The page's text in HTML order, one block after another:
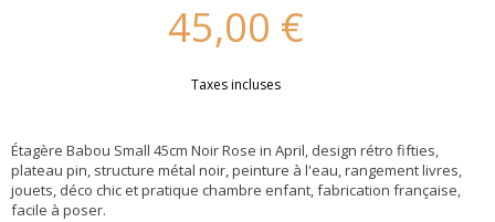
45,00 €
Taxes incluses
Étagère Babou Small 45cm Noir Rose in April, design rétro fifties,
plateau pin, structure métal noir, peinture à l'eau, rangement livres,
jouets, déco chic et pratique chambre enfant, fabrication française,
facile à poser.